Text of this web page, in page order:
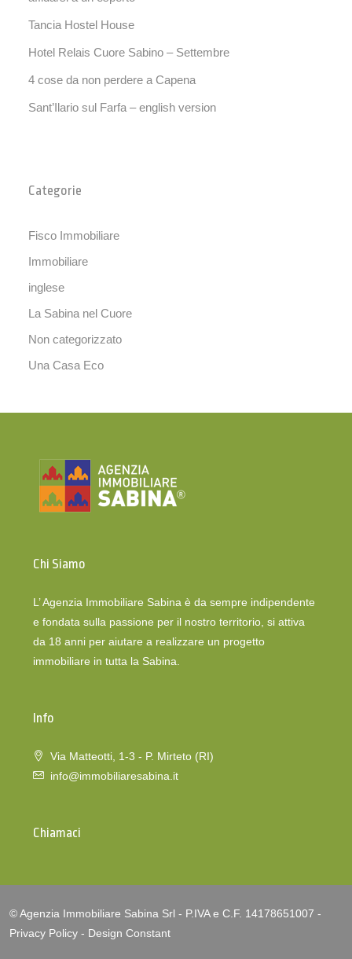
Tancia Hostel House
Hotel Relais Cuore Sabino – Settembre
4 cose da non perdere a Capena
Sant’Ilario sul Farfa – english version
Categorie
Fisco Immobiliare
Immobiliare
inglese
La Sabina nel Cuore
Non categorizzato
Una Casa Eco
Chi Siamo
L’ Agenzia Immobiliare Sabina è da sempre indipendente
e fondata sulla passione per il nostro territorio, si attiva
da 18 anni per aiutare a realizzare un progetto
immobiliare in tutta la Sabina.
Info
Via Matteotti, 1-3 - P. Mirteto (RI)
info@immobiliaresabina.it
Chiamaci
© Agenzia Immobiliare Sabina Srl - P.IVA e C.F. 14178651007 -
Privacy Policy - Design Constant